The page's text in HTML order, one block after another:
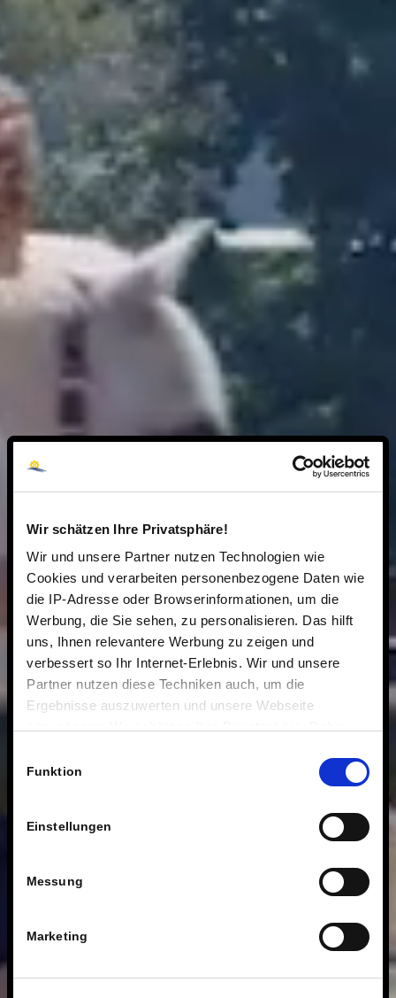
Wir schätzen Ihre Privatsphäre!
Wir und unsere Partner nutzen Technologien wie
Cookies und verarbeiten personenbezogene Daten wie
die IP-Adresse oder Browserinformationen, um die
Werbung, die Sie sehen, zu personalisieren. Das hilft
uns, Ihnen relevantere Werbung zu zeigen und
verbessert so Ihr Internet-Erlebnis. Wir und unsere
Partner nutzen diese Techniken auch, um die
Ergebnisse auszuwerten und unsere Webseite
Technologien.
Funktion
Einstellungen
Messung
Marketing